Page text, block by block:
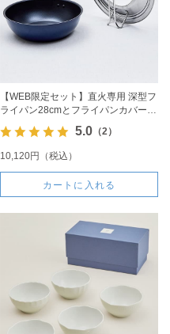
【WEB限定セット】直火専用 深型フ
ライパン28cmとフライパンカバーの
セット
5.0（2）
10,120円（税込）
カートに入れる